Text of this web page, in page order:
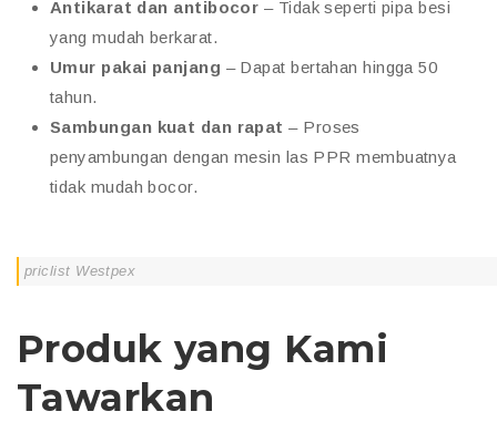
Antikarat dan antibocor – Tidak seperti pipa besi
yang mudah berkarat.
Umur pakai panjang – Dapat bertahan hingga 50
tahun.
Sambungan kuat dan rapat – Proses
penyambungan dengan mesin las PPR membuatnya
tidak mudah bocor.
priclist Westpex
Produk yang Kami
Tawarkan